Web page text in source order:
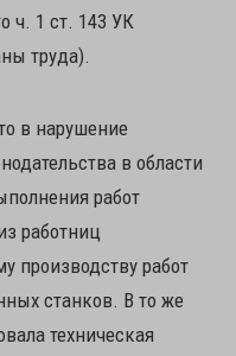
ч. 1 ст. 143 УК
труда).
в нарушение
в области
работ
работниц
производству работ
станков. В то же
техническая